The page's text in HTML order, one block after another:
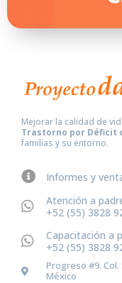
Mejorar la calidad de
Trastorno por Déficit
familias y su entorno.
Informes y
Atención a
+52 (55) 3828
Capacitación a
+52 (55) 3828
Progreso #9.
México